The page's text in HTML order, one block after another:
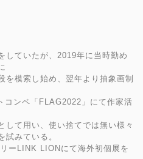
していたが、2019年に当時勤め
を模索し始め、翌年より抽象画制
コンペ「FLAG2022」にて作家活
して用い、使い捨てでは無い様々
試みている。
ーLINK LIONにて海外初個展を